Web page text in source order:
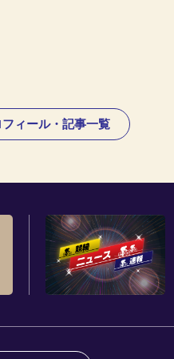
フィール・記事一覧